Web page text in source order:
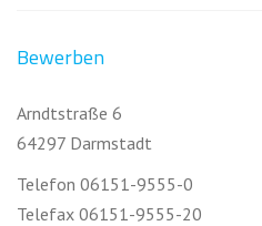
Bewerben
Arndtstraße 6
64297 Darmstadt
Telefon 06151-9555-0
Telefax 06151-9555-20